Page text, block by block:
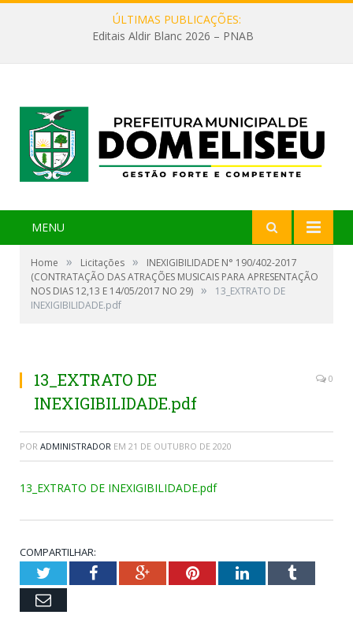
ÚLTIMAS PUBLICAÇÕES:
Editais Aldir Blanc 2026 – PNAB
MENU
Home » Licitações »
INEXIGIBILIDADE N° 190/402-2017
(CONTRATAÇÃO DAS ATRAÇÕES MUSICAIS PARA APRESENTAÇÃO
NOS DIAS 12,13 E 14/05/2017 NO 29) »
13_EXTRATO DE
INEXIGIBILIDADE.pdf
13_EXTRATO DE
INEXIGIBILIDADE.pdf
0
POR ADMINISTRADOR EM 21 DE OUTUBRO DE 2020
13_EXTRATO DE INEXIGIBILIDADE.pdf
COMPARTILHAR:
TwitterFacebookGoogle+PinterestLinkedInTumblr
Email